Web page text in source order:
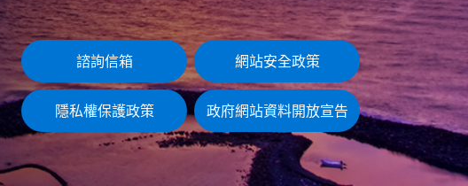
諮詢信箱 網站安全政策
隱私權保護政策 政府網站資料開放宣告